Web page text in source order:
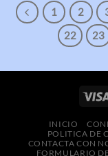
1 2
22
23
INICIO
POLITICA DE
CONTACTA CON
FORMULARIO